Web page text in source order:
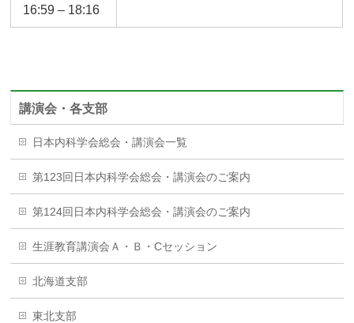
16:59 – 18:16
講演会・各支部
日本内科学会総会・講演会一覧
第123回日本内科学会総会・講演会のご案内
第124回日本内科学会総会・講演会のご案内
生涯教育講演会Ａ・Ｂ・Cセッション
北海道支部
東北支部